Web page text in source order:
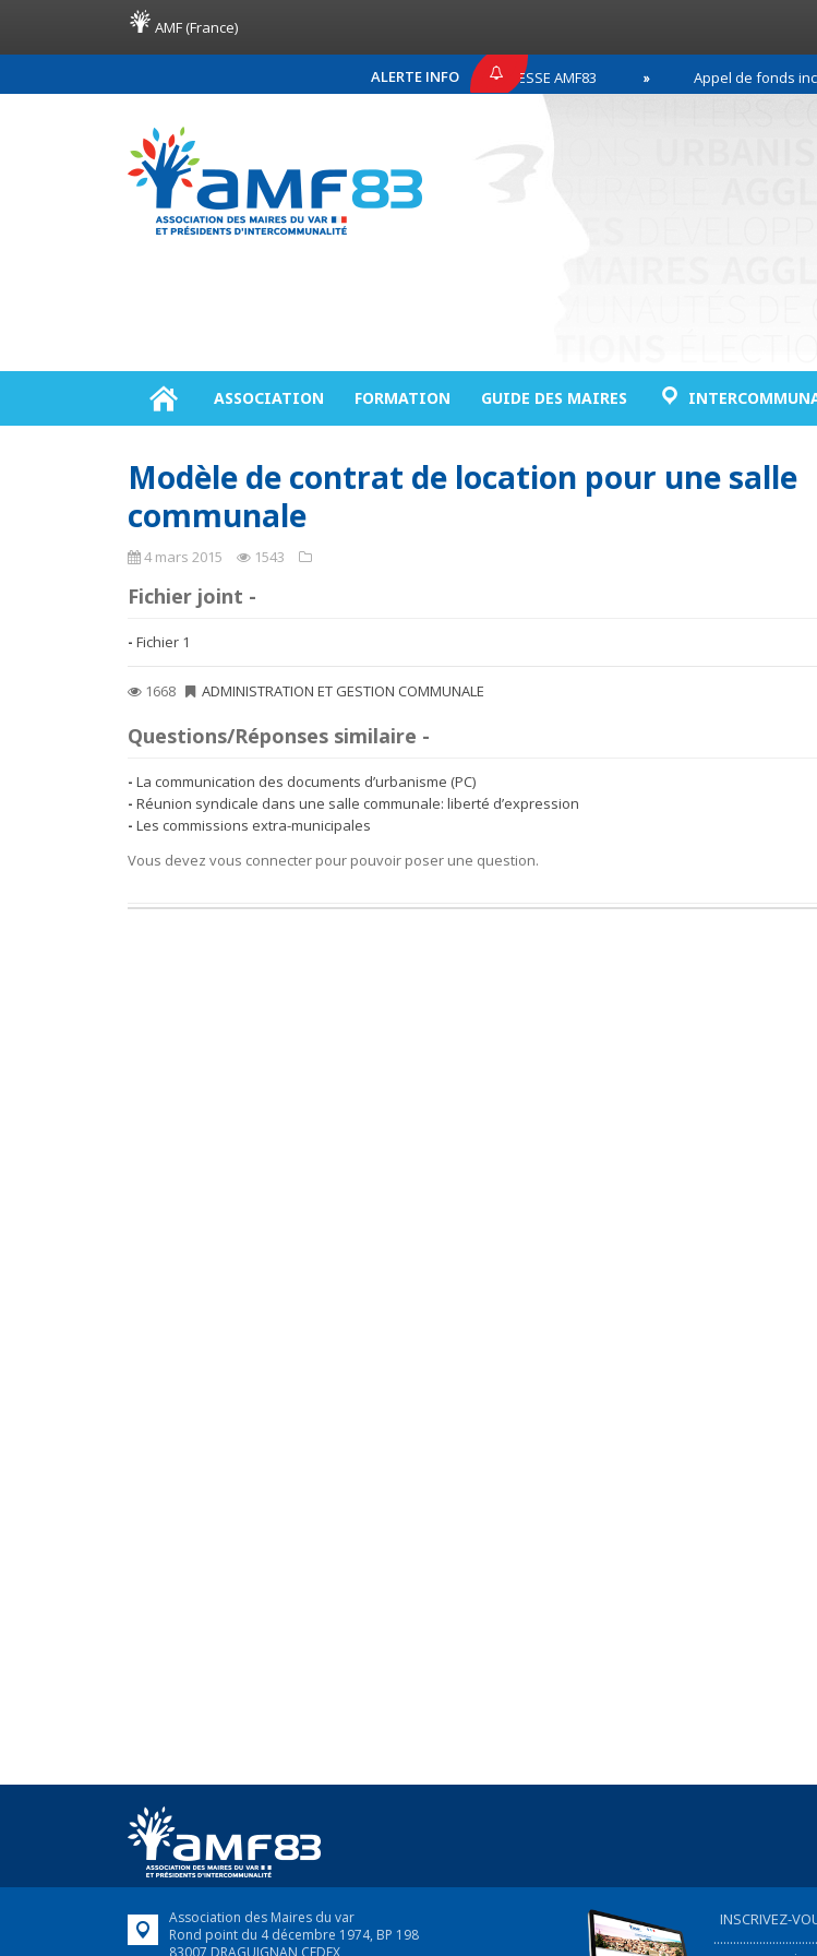
AMF (France)
ALERTE INFO
COMMUNIQUÉ DE PRESSE AMF83 Appel de fonds
ASSOCIATION FORMATION GUIDE DES MAIRES
Modèle de contrat de location pour une salle
communale
4 mars 2015 1543
Fichier joint -
Fichier 1
1668 ADMINISTRATION ET GESTION COMMUNALE
Questions/Réponses similaire -
La communication des documents d’urbanisme (PC)
Réunion syndicale dans une salle communale: liberté d’expression
Les commissions extra-municipales
Vous devez vous connecter pour pouvoir poser une question.
Association des Maires du var
Rond point du 4 décembre 1974, BP 198
83007 DRAGUIGNAN CEDEX
INSCRIVEZ-